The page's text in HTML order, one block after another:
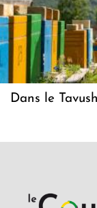
Dans le